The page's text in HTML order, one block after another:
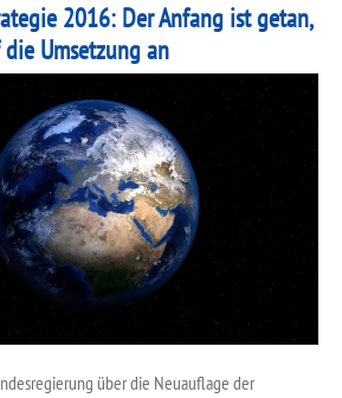
2016: Der Anfang ist getan,
Umsetzung an
über die Neuauflage der